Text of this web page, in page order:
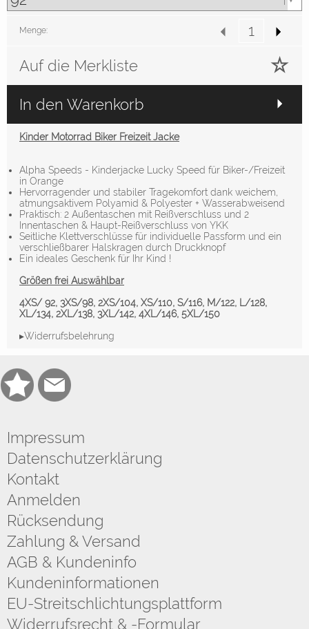
Menge:
Auf die Merkliste
In den Warenkorb
Kinder Motorrad Biker Freizeit Jacke
Alpha Speeds - Kinderjacke Lucky Speed für Biker-/Freizeit
in Orange
Hervorragender und stabiler Tragekomfort dank weichem,
atmungsaktivem Polyamid & Polyester + Wasserabweisend
Praktisch: 2 Außentaschen mit Reißverschluss und 2
Innentaschen & Haupt-Reißverschluss von YKK
Seitliche Klettverschlüsse für individuelle Passform und ein
verschließbarer Halskragen durch Druckknopf
Ein ideales Geschenk für Ihr Kind !
Größen frei Auswählbar
4XS/ 92, 3XS/98, 2XS/104, XS/110, S/116, M/122, L/128,
XL/134, 2XL/138, 3XL/142, 4XL/146, 5XL/150
▸Widerrufsbelehrung
Impressum
Datenschutzerklärung
Kontakt
Anmelden
Rücksendung
Zahlung & Versand
AGB & Kundeninfo
Kundeninformationen
EU-Streitschlichtungsplattform
Widerrufsrecht & -Formular